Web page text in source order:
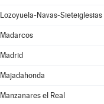
Lozoyuela-Navas-Sieteiglesias
Madarcos
Madrid
Majadahonda
Manzanares el Real